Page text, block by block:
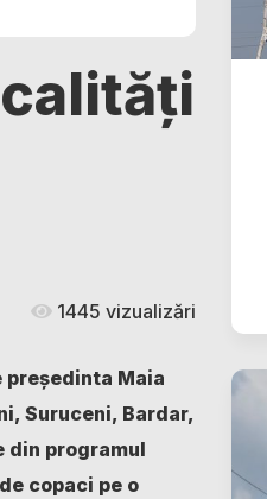
1445 vizualizări
președinta Maia
Suruceni, Bardar,
din programul
copaci pe o